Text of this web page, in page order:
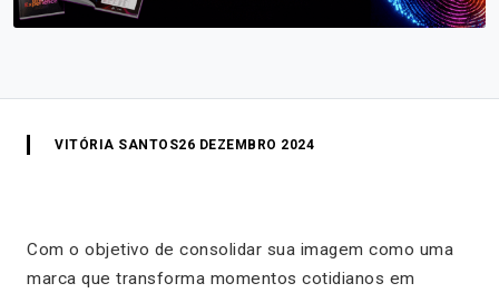
VITÓRIA SANTOS26 DEZEMBRO 2024
Com o objetivo de consolidar sua imagem como uma
marca que transforma momentos cotidianos em